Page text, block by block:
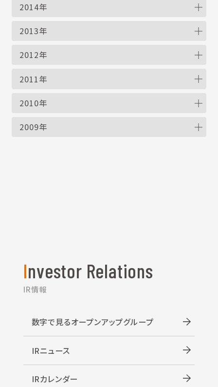
2014年
2013年
2012年
2011年
2010年
2009年
Investor Relations
IR情報
数字で見るオープンアップグループ
IRニュース
IRカレンダー